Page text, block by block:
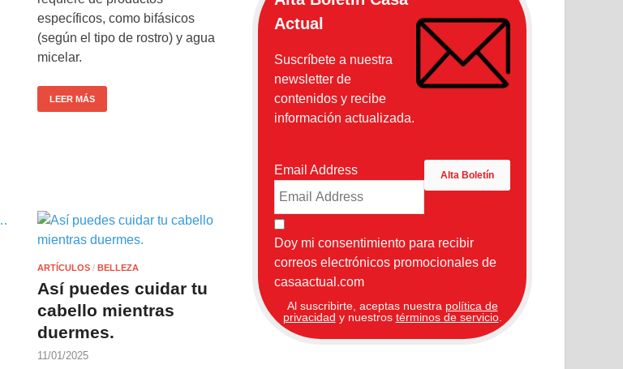
específicos, como bifásicos
(según el tipo de rostro) y agua
micelar.
LEER MÁS
ARTÍCULOS / BELLEZA
Así puedes cuidar tu
cabello mientras
duermes.
11/01/2025
Actual
Suscríbete a nuestra
newsletter de
contenidos y recibe
información actualizada.
Email Address
Doy mi consentimiento para recibir
correos electrónicos promocionales de
casaactual.com
Al suscribirte, aceptas nuestra política de
privacidad y nuestros términos de servicio.